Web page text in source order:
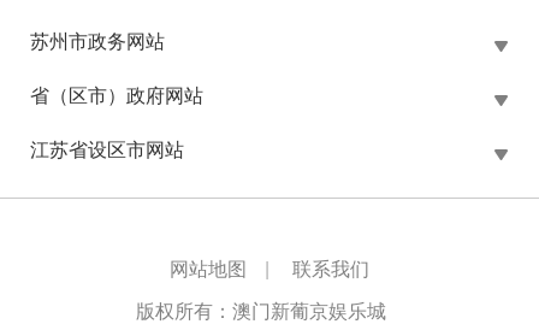
苏州市政务网站
省（区市）政府网站
江苏省设区市网站
网站地图 联系我们
版权所有：澳门新葡京娱乐城